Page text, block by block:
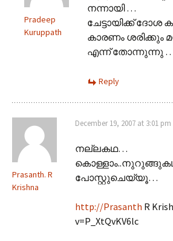
Pradeep
Kuruppath
നന്നായി …
ചേട്ടായിക്ക് ദോശ
കാരണം ശരിക്കും
എന്ന് തോന്നുന്നു
Reply
Prasanth. R
Krishna
December 19, 2007 at 3:01 pm
നല്ലകഥ…
പോസ്റ്റുചെയ്യൂ…
http://Prasanth R
v=P_XtQvKV6lc